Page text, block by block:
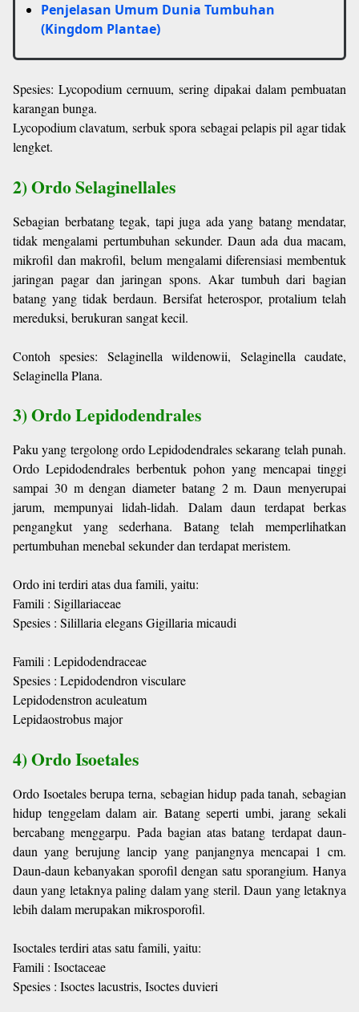
Penjelasan Umum Dunia Tumbuhan
(Kingdom Plantae)
Spesies: Lycopodium cernuum, sering dipakai dalam pembuatan
karangan bunga.
Lycopodium clavatum, serbuk spora sebagai pelapis pil agar tidak
lengket.
2) Ordo Selaginellales
Sebagian berbatang tegak, tapi juga ada yang batang mendatar,
tidak mengalami pertumbuhan sekunder. Daun ada dua macam,
mikrofil dan makrofil, belum mengalami diferensiasi membentuk
jaringan pagar dan jaringan spons. Akar tumbuh dari bagian
batang yang tidak berdaun. Bersifat heterospor, protalium telah
mereduksi, berukuran sangat kecil.
Contoh spesies: Selaginella wildenowii, Selaginella caudate,
Selaginella Plana.
3) Ordo Lepidodendrales
Paku yang tergolong ordo Lepidodendrales sekarang telah punah.
Ordo Lepidodendrales berbentuk pohon yang mencapai tinggi
sampai 30 m dengan diameter batang 2 m. Daun menyerupai
jarum, mempunyai lidah-lidah. Dalam daun terdapat berkas
pengangkut yang sederhana. Batang telah memperlihatkan
pertumbuhan menebal sekunder dan terdapat meristem.
Ordo ini terdiri atas dua famili, yaitu:
Famili : Sigillariaceae
Spesies : Silillaria elegans Gigillaria micaudi
Famili : Lepidodendraceae
Spesies : Lepidodendron visculare
Lepidodenstron aculeatum
Lepidaostrobus major
4) Ordo Isoetales
Ordo Isoetales berupa terna, sebagian hidup pada tanah, sebagian
hidup tenggelam dalam air. Batang seperti umbi, jarang sekali
bercabang menggarpu. Pada bagian atas batang terdapat daun-
daun yang berujung lancip yang panjangnya mencapai 1 cm.
Daun-daun kebanyakan sporofil dengan satu sporangium. Hanya
daun yang letaknya paling dalam yang steril. Daun yang letaknya
lebih dalam merupakan mikrosporofil.
Isoctales terdiri atas satu famili, yaitu:
Famili : Isoctaceae
Spesies : Isoctes lacustris, Isoctes duvieri